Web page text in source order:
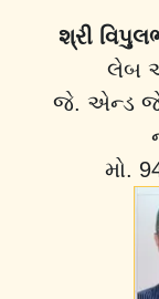
શ્રી
લેબ
જે. એન્ડ
મો.